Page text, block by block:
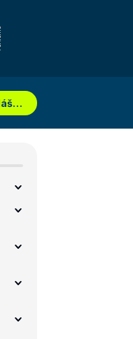
Přihlášení